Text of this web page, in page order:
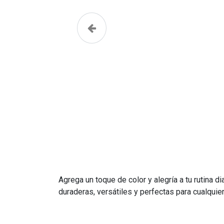
Anterior
Agrega un toque de color y alegría a tu rutina
duraderas, versátiles y perfectas para